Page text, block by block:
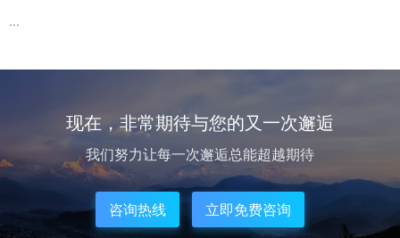
...
现在，非常期待与您的又一次邂逅
我们努力让每一次邂逅总能超越期待
咨询热线 立即免费咨询